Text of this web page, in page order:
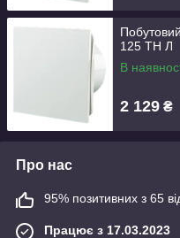
125 ТН Л
В
2 129 ₴
Про нас
95% позитивних з 65
Працює з 17.03.2023